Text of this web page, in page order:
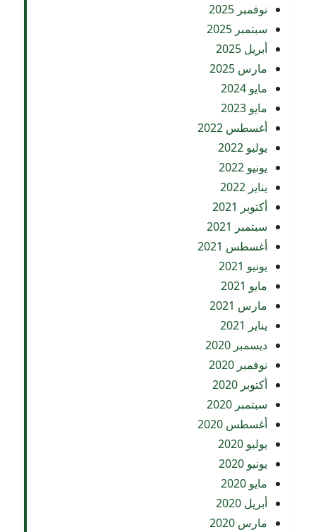
نوفمبر 2025
سبتمبر 2025
أبريل 2025
مارس 2025
مايو 2024
مايو 2023
أغسطس 2022
يوليو 2022
يونيو 2022
يناير 2022
أكتوبر 2021
سبتمبر 2021
أغسطس 2021
يونيو 2021
مايو 2021
مارس 2021
يناير 2021
ديسمبر 2020
نوفمبر 2020
أكتوبر 2020
سبتمبر 2020
أغسطس 2020
يوليو 2020
يونيو 2020
مايو 2020
أبريل 2020
مارس 2020